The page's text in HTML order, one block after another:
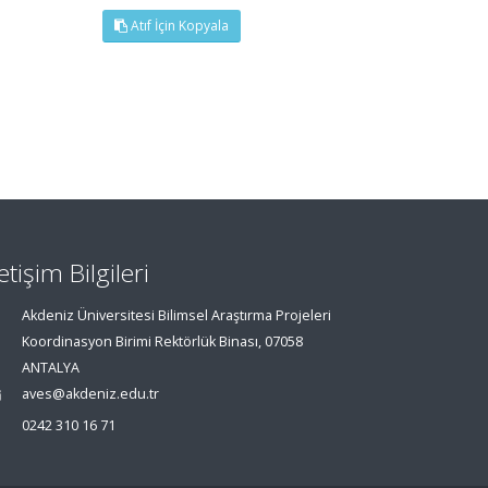
Atıf İçin Kopyala
Bilgileri
Akdeniz Üniversitesi Bilimsel Araştırma Projeleri
Koordinasyon Birimi Rektörlük Binası, 07058
ANTALYA
aves@akdeniz.edu.tr
0242 310 16 71